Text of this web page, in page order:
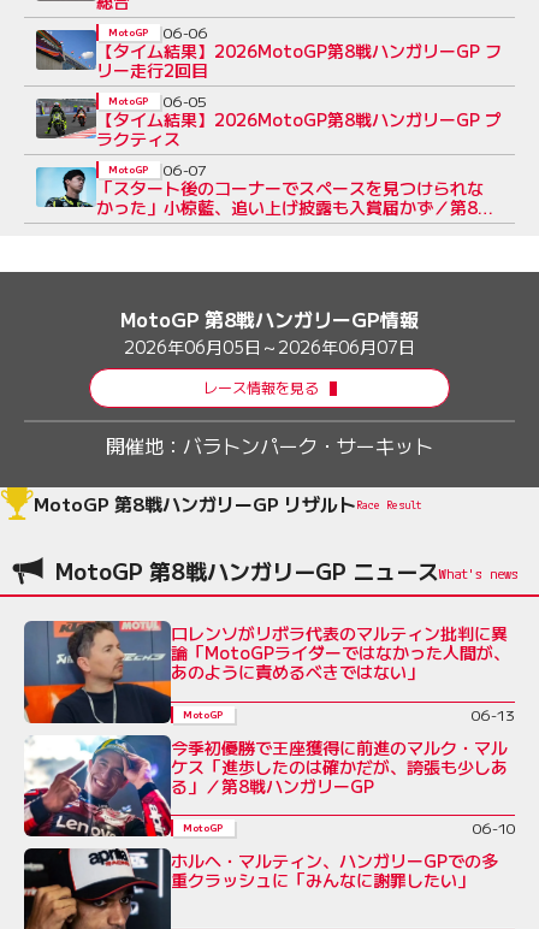
【タイム結果】2026MotoGP第8戦ハンガリーGP フ
リー走行2回目
MotoGP 06-06
【タイム結果】2026MotoGP第8戦ハンガリーGP プ
ラクティス
MotoGP 06-05
「スタート後のコーナーでスペースを見つけられな
かった」小椋藍、追い上げ披露も入賞届かず／第8戦
ハンガリーGP
MotoGP 06-07
MotoGP 第8戦ハンガリーGP情報
2026年06月05日～2026年06月07日
レース情報を見る
開催地： バラトンパーク・サーキット
MotoGP 第8戦ハンガリーGP リザルトRace Result
MotoGP 第8戦ハンガリーGP ニュース
ロレンソがリボラ代表のマルティン批判に異
論「MotoGPライダーではなかった人間が、
あのように責めるべきではない」
MotoGP 06-13
今季初優勝で王座獲得に前進のマルク・マル
ケス「進歩したのは確かだが、誇張も少しあ
る」／第8戦ハンガリーGP
MotoGP 06-10
ホルヘ・マルティン、ハンガリーGPでの多
重クラッシュに「みんなに謝罪したい」